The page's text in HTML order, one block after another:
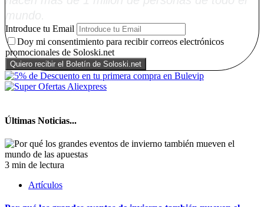
Introduce tu Email
Doy mi consentimiento para recibir correos electrónicos
promocionales de Soloski.net
Últimas Noticias...
3 min de lectura
Artículos